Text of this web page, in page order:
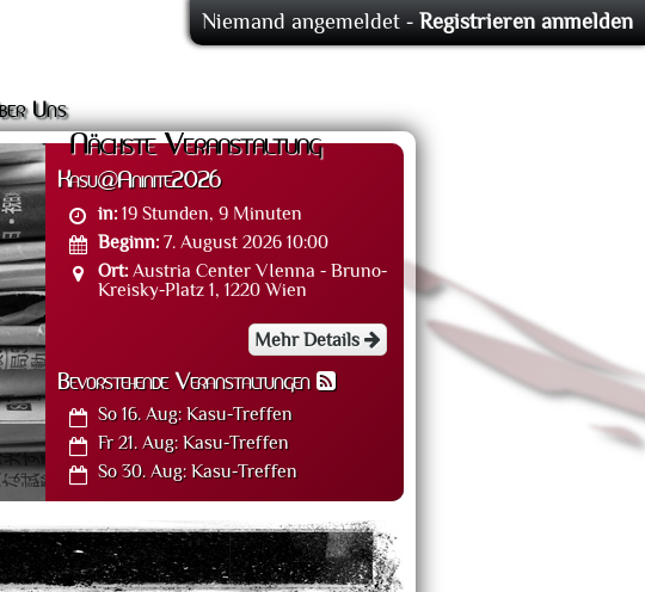
Uns
Nächste Veranstaltung
Kasu@Aninite2026
in: 19 Stunden, 9 Minuten
Beginn: 7. August 2026 10:00
Ort: Austria Center VIenna - Bruno-
Kreisky-Platz 1, 1220 Wien
Mehr Details
Bevorstehende Veranstaltungen
So 16. Aug:Kasu-Treffen
Fr 21. Aug:Kasu-Treffen
So 30. Aug:Kasu-Treffen
Niemand angemeldet -Registrieren anmelden